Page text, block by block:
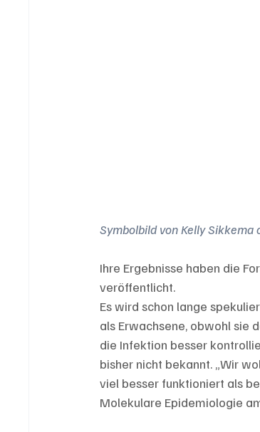
Symbolbild von Kelly Sikkema
Ihre Ergebnisse haben die
veröffentlicht.
Es wird schon lange
als Erwachsene, obwohl sie
die Infektion besser
bisher nicht bekannt. „Wir
viel besser funktioniert als
Molekulare Epidemiologie